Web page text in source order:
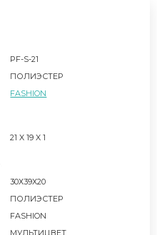
PF-S-21
ПОЛИЭСТЕР
FASHION
21 X 19 X 1
30Х39Х20
ПОЛИЭСТЕР
FASHION
МУЛЬТИЦВЕТ